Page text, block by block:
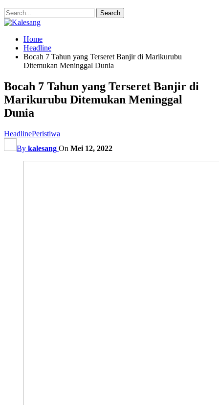
Home
Headline
Bocah 7 Tahun yang Terseret Banjir di Marikurubu
Ditemukan Meninggal Dunia
Bocah 7 Tahun yang Terseret Banjir di
Marikurubu Ditemukan Meninggal
Dunia
HeadlinePeristiwa
By kalesang On Mei 12, 2022